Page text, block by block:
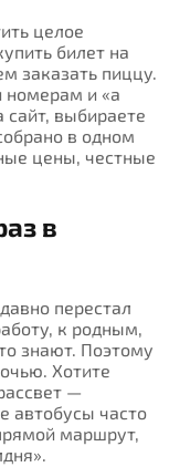
целое
билет на
заказать пиццу.
номерам и «а
сайт, выбираете
в одном
цены, честные
в
перестал
к родным,
знают. Поэтому
Хотите
—
автобусы часто
маршрут,